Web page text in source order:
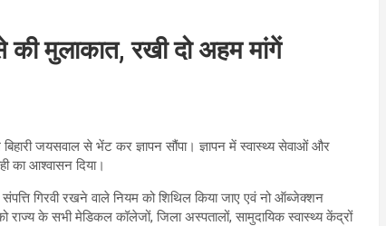
की मुलाकात, रखी दो अहम मांगें
जयसवाल से भेंट कर ज्ञापन सौंपा। ज्ञापन में स्वास्थ्य सेवाओं और
का आश्वासन दिया।
गिरवी रखने वाले नियम को शिथिल किया जाए एवं नो ऑब्जेक्शन
राज्य के सभी मेडिकल कॉलेजों, जिला अस्पतालों, सामुदायिक स्वास्थ्य केंद्रों